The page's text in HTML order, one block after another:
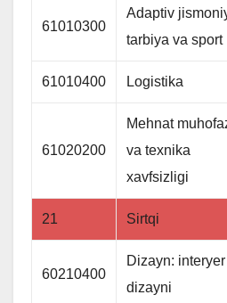
61010300
Adaptiv
tarbiya va sport
61010400 Logistika
61020200
Mehnat
va texnika
xavfsizligi
21 Sirtqi
60210400
Dizayn: interyer
dizayni